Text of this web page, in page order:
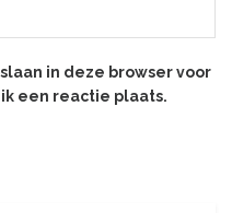
in deze browser voor
een reactie plaats.